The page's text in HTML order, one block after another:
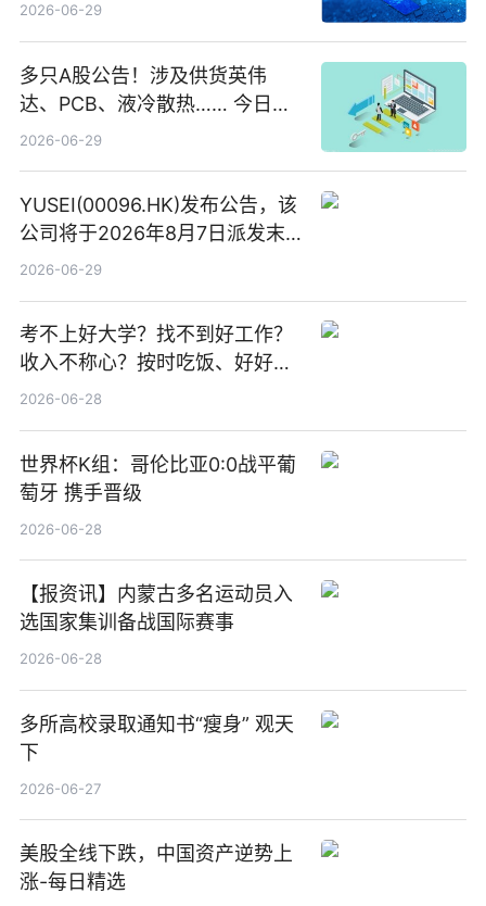
2026-06-29
多只A股公告！涉及供货英伟
达、PCB、液冷散热…… 今日快
讯
2026-06-29
YUSEI(00096.HK)发布公告，该
公司将于2026年8月7日派发末
期股息每股人民币0.013元 每日
2026-06-29
考不上好大学？找不到好工作？
收入不称心？按时吃饭、好好睡
觉
2026-06-28
世界杯K组：哥伦比亚0:0战平葡
萄牙 携手晋级
2026-06-28
【报资讯】内蒙古多名运动员入
选国家集训备战国际赛事
2026-06-28
多所高校录取通知书“瘦身” 观天
下
2026-06-27
美股全线下跌，中国资产逆势上
涨-每日精选